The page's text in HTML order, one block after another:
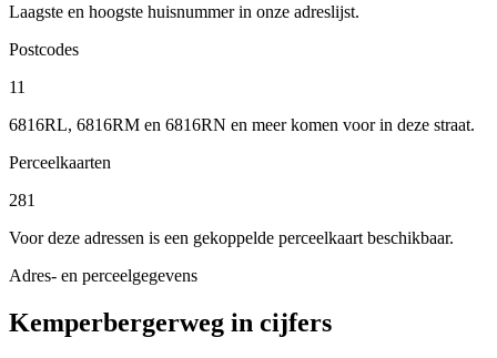
Laagste en hoogste huisnummer in onze adreslijst.
Postcodes
11
6816RL, 6816RM en 6816RN en meer komen voor in deze straat.
Perceelkaarten
281
Voor deze adressen is een gekoppelde perceelkaart beschikbaar.
Adres- en perceelgegevens
Kemperbergerweg in cijfers